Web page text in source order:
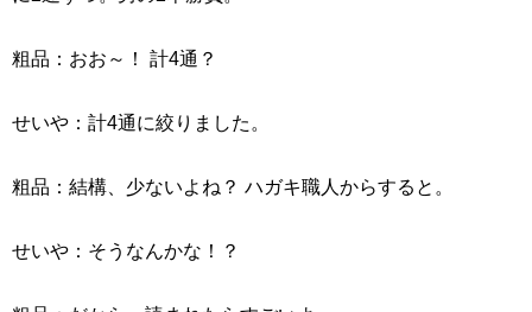
粗品：おお～！ 計4通？
せいや：計4通に絞りました。
粗品：結構、少ないよね？ ハガキ職人からすると。
せいや：そうなんかな！？